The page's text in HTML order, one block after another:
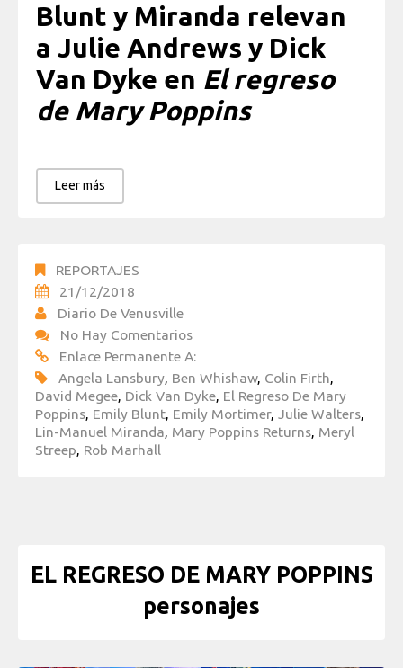
Blunt y Miranda relevan
a Julie Andrews y Dick
Van Dyke en El regreso
de Mary Poppins
Leer más
REPORTAJES
21/12/2018
Diario De Venusville
No Hay Comentarios
Enlace Permanente A:
Angela Lansbury Ben Whishaw, Colin Firth
David Megee Dick Van Dyke El Regreso De Mary
Poppins Emily Blunt Emily Mortimer, Julie Walters
Lin-Manuel Miranda Mary Poppins Returns Meryl
Streep Rob Marhall
EL REGRESO DE MARY POPPINS
personajes